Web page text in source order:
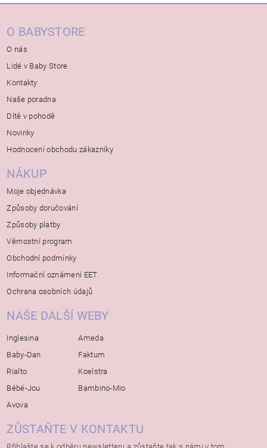
O BABYSTORE
O nás
Lidé v Baby Store
Kontakty
Naše poradna
Dítě v pohodě
Novinky
Hodnocení obchodu zákazníky
NÁKUP
Moje objednávka
Způsoby doručování
Způsoby platby
Věrnostní program
Obchodní podmínky
Informační oznámení EET
Ochrana osobních údajů
NAŠE DALŠÍ WEBY
Inglesina
Baby-Dan
Rialto
Bébé-Jou
Avova
Ameda
Faktum
Koelstra
Bambino-Mio
ZŮSTAŇTE V KONTAKTU